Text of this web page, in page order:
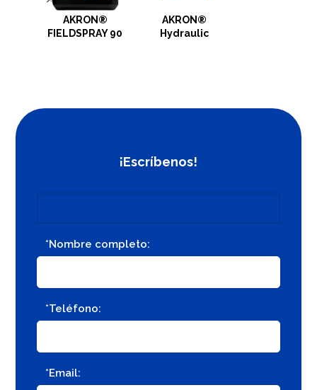
AKRON®
FIELDSPRAY 90
AKRON®
Hydraulic
¡Escríbenos!
*Nombre completo:
*Teléfono:
*Email: